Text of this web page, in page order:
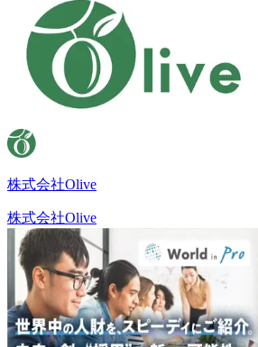
株式会社Olive
株式会社Olive